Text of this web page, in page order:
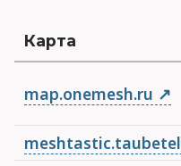
Карта
map.onemesh.ru